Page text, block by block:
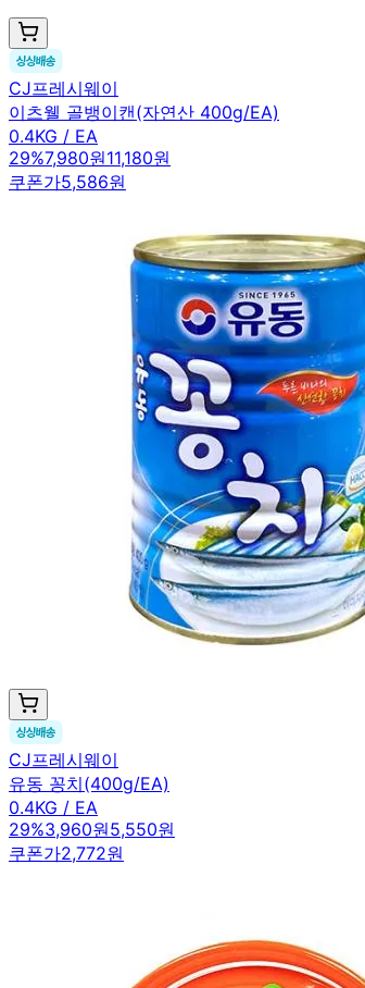
CJ프레시웨이
이츠웰 골뱅이캔(자연산 400g/EA)
0.4KG / EA
29%7,980원11,180원
쿠폰가5,586원
CJ프레시웨이
유동 꽁치(400g/EA)
0.4KG / EA
29%3,960원5,550원
쿠폰가2,772원